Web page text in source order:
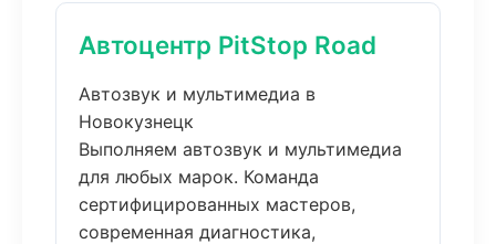
Автоцентр PitStop Road
Автозвук и мультимедиа в
Новокузнецк
Выполняем автозвук и мультимедиа
для любых марок. Команда
сертифицированных мастеров,
современная диагностика,